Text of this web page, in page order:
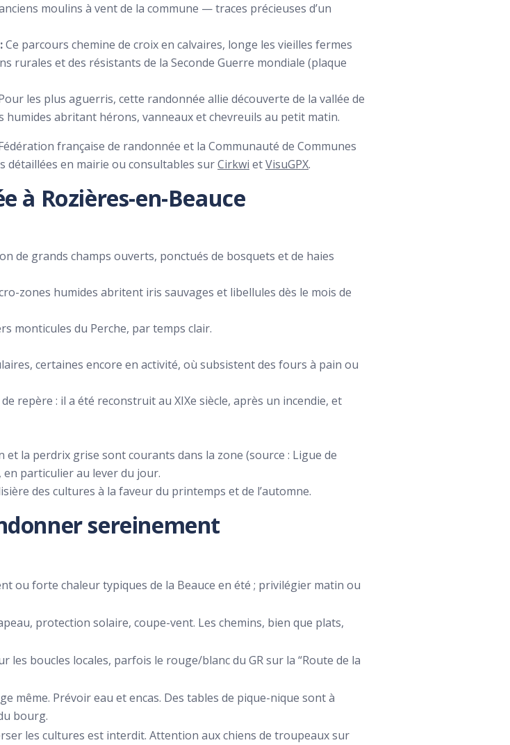
moulins à vent de la commune — traces précieuses d’un
Ce parcours chemine de croix en calvaires, longe les vieilles fermes
rurales et des résistants de la Seconde Guerre mondiale (plaque
les plus aguerris, cette randonnée allie découverte de la vallée de
humides abritant hérons, vanneaux et chevreuils au petit matin.
française de randonnée et la Communauté de Communes
détaillées en mairie ou consultables surCirkwi etVisuGPX.
à Rozières-en-Beauce
de grands champs ouverts, ponctués de bosquets et de haies
zones humides abritent iris sauvages et libellules dès le mois de
monticules du Perche, par temps clair.
certaines encore en activité, où subsistent des fours à pain ou
repère : il a été reconstruit au XIXe siècle, après un incendie, et
et la perdrix grise sont courants dans la zone (source : Ligue de
particulier au lever du jour.
des cultures à la faveur du printemps et de l’automne.
sereinement
ou forte chaleur typiques de la Beauce en été ; privilégier matin ou
protection solaire, coupe-vent. Les chemins, bien que plats,
les boucles locales, parfois le rouge/blanc du GR sur la “Route de la
même. Prévoir eau et encas. Des tables de pique-nique sont à
bourg.
les cultures est interdit. Attention aux chiens de troupeaux sur